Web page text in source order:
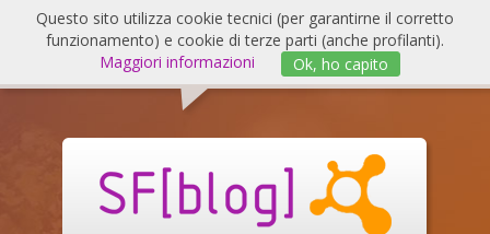
Salta
contenuto
Questo sito utilizza cookie tecnici (per garantirne il corretto
funzionamento) e cookie di terze parti (anche profilanti).
Maggiori informazioni
Ok, ho capito